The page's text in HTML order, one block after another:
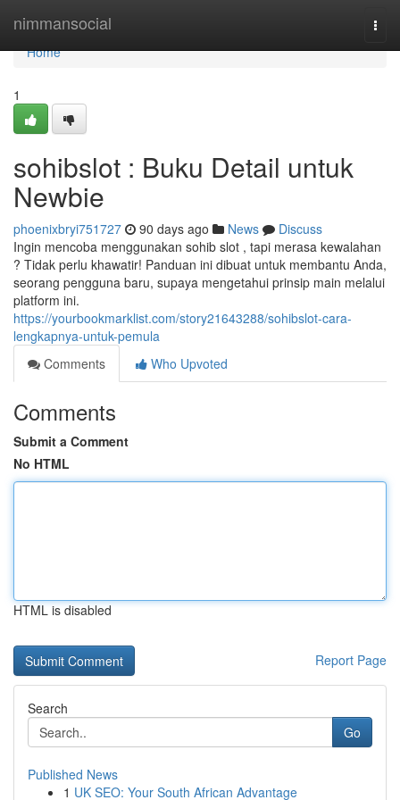
nimmansocial
Home
Home
1
sohibslot : Buku Detail untuk
Newbie
phoenixbryi751727 90 days ago News
Discuss
Ingin mencoba menggunakan sohib slot , tapi merasa kewalahan
? Tidak perlu khawatir! Panduan ini dibuat untuk membantu Anda,
seorang pengguna baru, supaya mengetahui prinsip main melalui
platform ini.
https://yourbookmarklist.com/story21643288/sohibslot-cara-
lengkapnya-untuk-pemula
Comments
Who Upvoted
Comments
Submit a Comment
No HTML
HTML is disabled
Report Page
Search
Go
Published News
1 UK SEO: Your South African Advantage